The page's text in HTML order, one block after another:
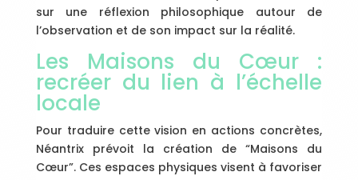
sur une réflexion philosophique autour de
l’observation et de son impact sur la réalité.
Les Maisons du Cœur :
recréer du lien à l’échelle
locale
Pour traduire cette vision en actions concrètes,
Néantrix prévoit la création de “Maisons du
Cœur”. Ces espaces physiques visent à favoriser